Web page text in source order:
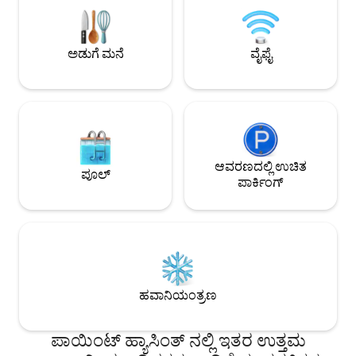
ಮತ್ತು ಸ್ಥಳೀಯ ದಿನಸಿ ಅಂಗಡಿ ಕೇವಲ 5 ನಿಮಿಷಗಳ
ಅಡುಗೆ ಮನೆ ವೈಫೈ
ಪೂಲ್
ಆವರಣದಲ್ಲಿ ಉಚಿತ
ಪಾರ್ಕಿಂಗ್
ಹವಾನಿಯಂತ್ರಣ
ಪಾಯಿಂಟ್ ಹ್ಯಾಸಿಂತ್ ನಲ್ಲಿ ಇತರ ಉತ್ತಮ